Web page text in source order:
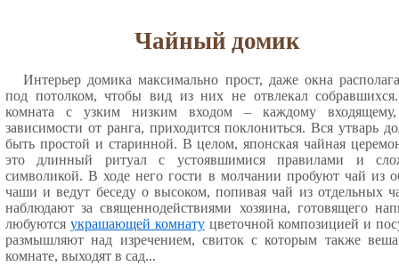
Чайный домик
Интерьер домика максимально прост, даже окна
под потолком, чтобы вид из них не отвлекал
комната с узким низким входом – каждому
зависимости от ранга, приходится поклониться. Вся утварь
быть простой и старинной. В целом, японская чайная
это длинный ритуал с устоявшимися правилами и
символикой. В ходе него гости в молчании пробуют чай из
чаши и ведут беседу о высоком, попивая чай из отдельных
наблюдают за священнодействиями хозяина, готовящего
любуются украшающей комнатуцветочной композицией и
размышляют над изречением, свиток с которым также
комнате, выходят в сад...